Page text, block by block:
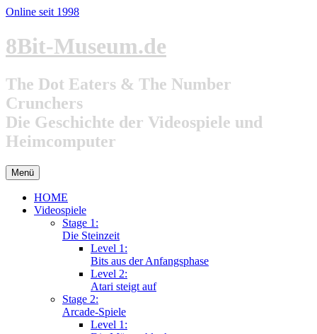
Online seit 1998
Zum
Inhalt
8Bit-Museum.de
The Dot Eaters & The Number
Crunchers
Die Geschichte der Videospiele und
Heimcomputer
Menü
HOME
Videospiele
Stage 1:
Die Steinzeit
Level 1:
Bits aus der Anfangsphase
Level 2:
Atari steigt auf
Stage 2:
Arcade-Spiele
Level 1: